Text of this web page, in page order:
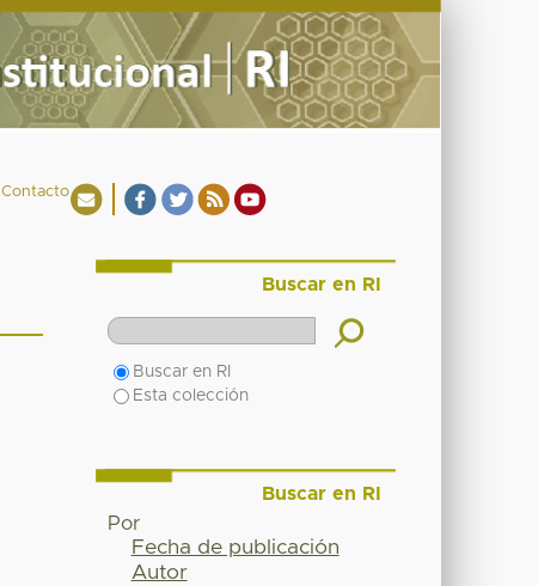
Contacto
Buscar en RI
Buscar en RI
Esta colección
Buscar en RI
Por
Fecha de publicación
Autor